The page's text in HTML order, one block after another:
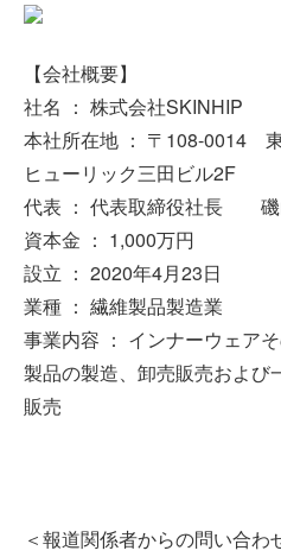
【会社概要】
社名 ： 株式会社SKINHIP
本社所在地 ： 〒108-0014
ヒューリック三田ビル2F
代表 ： 代表取締役社長 磯
資本金 ： 1,000万円
設立 ： 2020年4月23日
業種 ： 繊維製品製造業
事業内容 ： インナーウェア
製品の製造、卸売販売および
販売
＜報道関係者からの問い合わ